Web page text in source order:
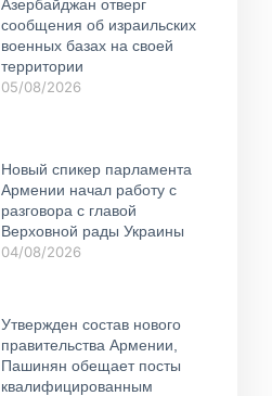
Азербайджан отверг
сообщения об израильских
военных базах на своей
территории
05/08/2026
Новый спикер парламента
Армении начал работу с
разговора с главой
Верховной рады Украины
04/08/2026
Утвержден состав нового
правительства Армении,
Пашинян обещает посты
квалифицированным